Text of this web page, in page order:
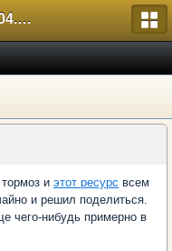
Аудитория 304. История России
тормоз и этот ресурс всем
и решил поделиться.
чего-нибудь примерно в